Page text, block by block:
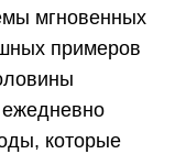
мгновенных
примеров
ежедневно
которые